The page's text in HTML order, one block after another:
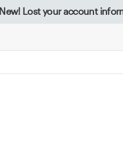
New! Lost your account